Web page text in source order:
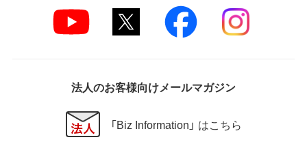
法人のお客様向けメールマガジン
「Biz Information」 はこちら